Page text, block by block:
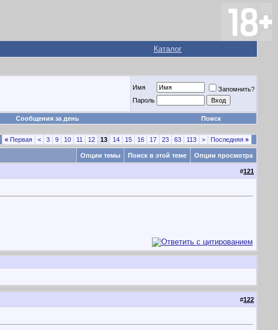
Каталог
Имя
Запомнить?
Пароль
Сообщения за день Поиск
« Первая < 3 9 10 11 12 13 14 15 16 17 23 63 113 > Последняя »
Опции темы Поиск в этой теме Опции просмотра
#121
#122